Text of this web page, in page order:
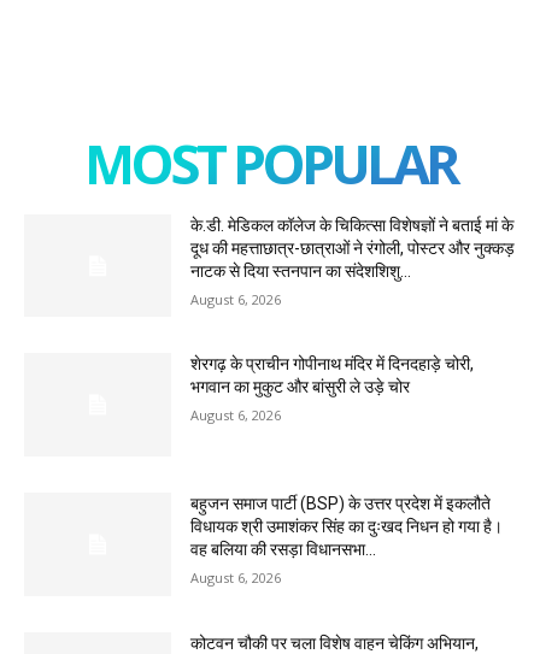
MOST POPULAR
के.डी. मेडिकल कॉलेज के चिकित्सा विशेषज्ञों ने बताई मां के
दूध की महत्ताछात्र-छात्राओं ने रंगोली, पोस्टर और नुक्कड़
नाटक से दिया स्तनपान का संदेशशिशु...
August 6, 2026
शेरगढ़ के प्राचीन गोपीनाथ मंदिर में दिनदहाड़े चोरी,
भगवान का मुकुट और बांसुरी ले उड़े चोर
August 6, 2026
बहुजन समाज पार्टी (BSP) के उत्तर प्रदेश में इकलौते
विधायक श्री उमाशंकर सिंह का दुःखद निधन हो गया है।
वह बलिया की रसड़ा विधानसभा...
August 6, 2026
कोटवन चौकी पर चला विशेष वाहन चेकिंग अभियान,